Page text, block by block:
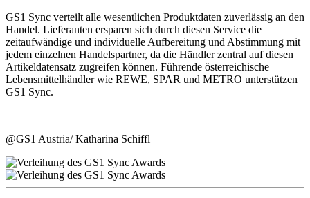
GS1 Sync verteilt alle wesentlichen Produktdaten zuverlässig an den
Handel. Lieferanten ersparen sich durch diesen Service die
zeitaufwändige und individuelle Aufbereitung und Abstimmung mit
jedem einzelnen Handelspartner, da die Händler zentral auf diesen
Artikeldatensatz zugreifen können. Führende österreichische
Lebensmittelhändler wie REWE, SPAR und METRO unterstützen
GS1 Sync.
@GS1 Austria/ Katharina Schiffl